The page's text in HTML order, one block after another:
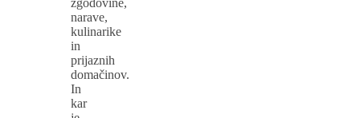
narave,
kulinarike
in
prijaznih
domačinov.
In
kar